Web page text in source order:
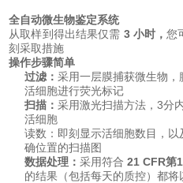
全自动微生物鉴定系统
从取样到得出结果仅需 3 小时，您
刻采取措施
操作步骤简单
过滤：采用一层膜捕获微生物
活细胞进行荧光标记
扫描：采用激光扫描方法，3分
活细胞
读数：即刻显示活细胞数目，
确位置的扫描图
数据处理：采用符合21 CFR第
的结果（包括每天的质控）都